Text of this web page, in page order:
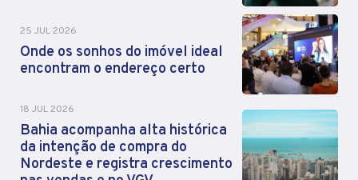
25 JUL 2026
Onde os sonhos do imóvel ideal
encontram o endereço certo
18 JUL 2026
Bahia acompanha alta histórica
da intenção de compra do
Nordeste e registra crescimento